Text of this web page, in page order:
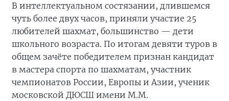
В интеллектуальном состязании, длившемся
чуть более двух часов, приняли участие 25
любителей шахмат, большинство — дети
школьного возраста. По итогам девяти туров в
общем зачёте победителем признан кандидат
в мастера спорта по шахматам, участник
чемпионатов России, Европы и Азии, ученик
московской ДЮСШ имени М.М.